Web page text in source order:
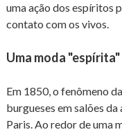
uma ação dos espíritos
contato com os vivos.
Uma moda "espírita"
Em 1850, o fenômeno
burgueses em salões
Paris. Ao redor de uma